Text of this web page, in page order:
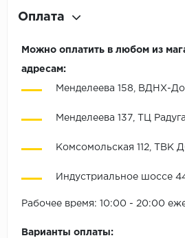
Оплата
Можно оплатить в любом из
адресам:
Менделеева 158, ВДНХ-
Менделеева 137, ТЦ Радуга
Комсомольская 112,
Индустриальное шоссе
Рабочее время: 10:00 - 20:00
Варианты оплаты: